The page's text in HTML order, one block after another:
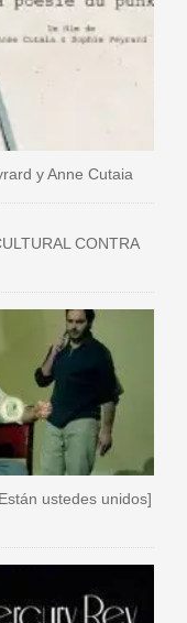
y Anne Cutaia
CONTRA
ustedes unidos]